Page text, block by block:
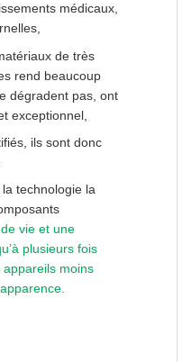
médicaux,
de très
rend beaucoup
dégradent pas, ont
exceptionnel,
ils sont donc
la technologie la
vie et une
plusieurs fois
appareils moins